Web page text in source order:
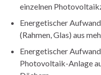
einzelnen
Energetischer
(Rahmen, Glas) aus
Energetischer
Photovoltaik-Anlage